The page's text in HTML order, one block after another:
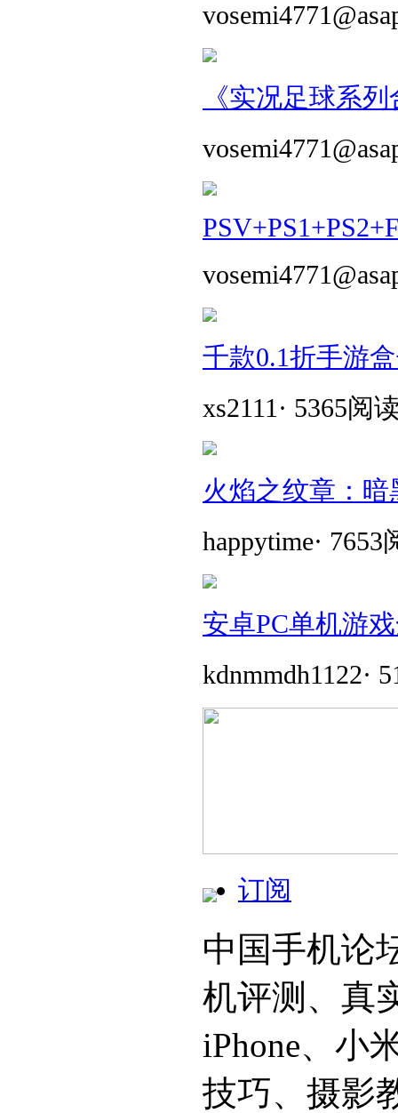
《实况足球系
千款0.1折手游
xs2111 · 5365阅
火焰之纹章：
happytime· 7653
安卓PC单机游
kdnmmdh1122·
订阅
中国手机论
机评测、真
iPhone、小
技巧、摄影